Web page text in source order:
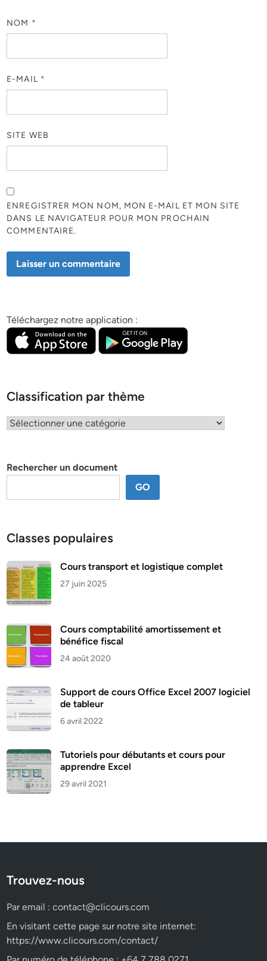
NOM *
E-MAIL *
SITE WEB
ENREGISTRER MON NOM, MON E-MAIL ET MON SITE
DANS LE NAVIGATEUR POUR MON PROCHAIN
COMMENTAIRE.
Téléchargez notre application :
Classification par thème
Classification
Rechercher un document
GO
Classes populaires
Cours transport et logistique complet
27 juin 2025
Cours comptabilité amortissement et
bénéfice fiscal
24 août 2020
Support de cours Office Excel 2007 logiciel
de tableur
6 avril 2022
Tutoriels pour débutants et cours pour
apprendre Excel
29 avril 2021
Trouvez-nous
Par email :contact@clicours.com
En visitant cette page sur notre site internet:
https://www.clicours.com/contact/